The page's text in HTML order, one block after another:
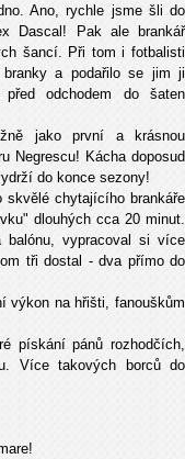
Ano, rychle jsme šli do
Dascal! Pak ale brankář
šancí. Při tom i fotbalisti
a podařilo se jim ji
odchodem do šaten
jako první a krásnou
Negrescu! Kácha doposud
do konce sezony!
skvělé chytajícího brankáře
dlouhých cca 20 minut.
vypracoval si více
tři dostal - dva přímo do
výkon na hřišti, fanouškům
pískání pánů rozhodčích,
Více takových borců do